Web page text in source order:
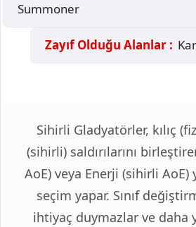
Summoner
Zayıf Olduğu Alanlar :
Sihirli Gladyatörler, kılıç
(sihirli) saldırılarını
AoE) veya Enerji (sihirli AoE)
seçim yapar. Sınıf
ihtiyaç duymazlar ve daha